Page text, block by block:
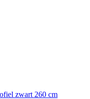
zwart 260 cm